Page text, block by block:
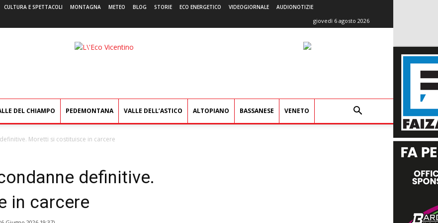
CULTURA E SPETTACOLI MONTAGNA METEO BLOG STORIE ECO ENERGETICO VIDEOGIORNALE AUDIONOTIZIE
giovedì 6 agosto 2026
L'Eco
DEL CHIAMPO PEDEMONTANA VALLE DELL’ASTICO ALTOPIANO BASSANESE VENETO
Moretti si costituisce in carcere
definitive.
in carcere